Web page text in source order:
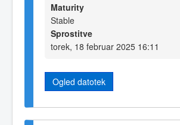
Maturity
Stable
Sprostitve
torek, 18 februar 2025 16:11
Ogled datotek